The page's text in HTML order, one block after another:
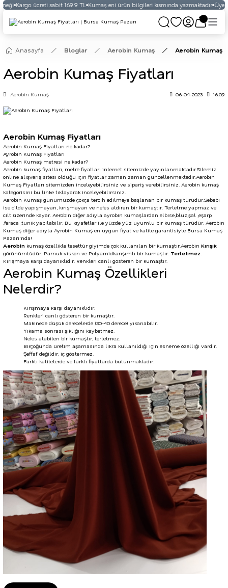
Kargo ücreti sabit 169.9 TL Kumaş eni ürün bilgileri kısmında yazmaktadır
Anasayfa Bloglar Aerobin Kumaş Aerobin Kumaş
Aerobin Kumaş Fiyatları
Aerobin Kumaş 06-04-2023 16:09
Aerobin Kumaş Fiyatları
Aerobin Kumaş Fiyatları ne kadar?
Ayrobin Kumaş Fiyatları
Aerobin Kumaş metresi ne kadar?
Aerobin kumaş fiyatları, metre fiyatları internet sitemizde yayınlanmaktadır.Sitemiz
online alışveriş sitesi olduğu için fiyatlar zaman zaman güncellenmektedir.Aerobin
Kumaş Fiyatları sitemizden inceleyebilirsiniz ve sipariş verebilirsiniz. Aerobin kumaş
kategorisini bu linke tıklayarak inceleyebilirsiniz.
Aerobin Kumaş günümüzde çokça tercih edilmeye başlanan bir kumaş türüdür.Sebebi
ise cilde yapışmayan, kırışmayan ve nefes aldıran bir kumaştır. Terletme yapmaz ve
cilt üzerinde kayar. Aerobin diğer adıyla ayrobin kumaşlardan elbise,bluz,şal ,eşarp
,feraca ,tunik yapılabilir. Bu kıyafetler ile yüzde yüz uyumlu bir kumaş türüdür. Aerobin
Kumaş diğer adıyla Ayrobin Kumaş en uygun fiyat ve kalite garantisiyle Bursa Kumaş
Pazarı'nda!
Aerobin kumaş özellikle tesettür giyimde çok kullanılan bir kumaştır.Aerobin Kırışık
görünümlüdür. Pamuk viskon ve Polyamidkarışımlı bir kumaştır. Terletmez.
Kırışmaya karşı dayanıklıdır. Renkleri canlı gösteren bir kumaştır.
Aerobin Kumaş Özellikleri
Nelerdir?
Kırışmaya karşı dayanıklıdır.
Renkleri canlı gösteren bir kumaştır.
Makinede düşük derecelerde (30-40 derece) yıkanabilir.
Yıkama sonrası şıklığını kaybetmez.
Nefes alabilen bir kumaştır, terletmez.
Birçoğunda üretim aşamasında likra kullanıldığı için esneme özelliği vardır.
Şeffaf değildir, iç göstermez.
Farklı kalitelerde ve farklı fiyatlarda bulunmaktadır.